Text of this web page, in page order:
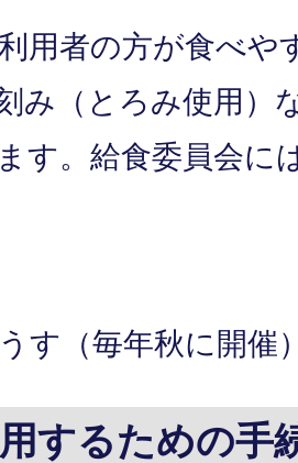
用者の方が食べや
み（とろみ使用）
す。給食委員会に
す（毎年秋に開催
するための手